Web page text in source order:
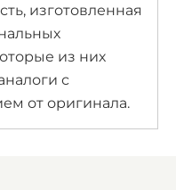
изготовленная
из них
с
от оригинала.